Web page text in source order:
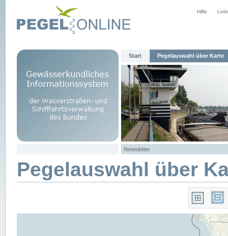
Hilfe
Start Pegelauswahl über Karte
Newsletter
Pegelauswahl über